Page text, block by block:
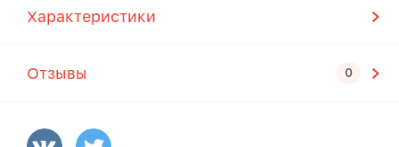
Характеристики
Отзывы